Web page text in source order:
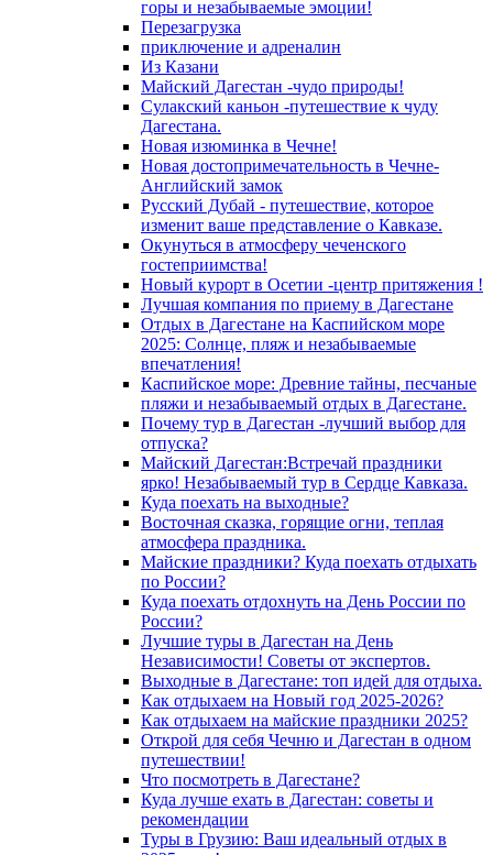
горы и незабываемые эмоции!
Перезагрузка
приключение и адреналин
Из Казани
Майский Дагестан -чудо природы!
Сулакский каньон -путешествие к чуду
Дагестана.
Новая изюминка в Чечне!
Новая достопримечательность в Чечне-
Английский замок
Русский Дубай - путешествие, которое
изменит ваше представление о Кавказе.
Окунуться в атмосферу чеченского
гостеприимства!
Новый курорт в Осетии -центр притяжения !
Лучшая компания по приему в Дагестане
Отдых в Дагестане на Каспийском море
2025: Солнце, пляж и незабываемые
впечатления!
Каспийское море: Древние тайны, песчаные
пляжи и незабываемый отдых в Дагестане.
Почему тур в Дагестан -лучший выбор для
отпуска?
Майский Дагестан:Встречай праздники
ярко! Незабываемый тур в Сердце Кавказа.
Куда поехать на выходные?
Восточная сказка, горящие огни, теплая
атмосфера праздника.
Майские праздники? Куда поехать отдыхать
по России?
Куда поехать отдохнуть на День России по
России?
Лучшие туры в Дагестан на День
Независимости! Советы от экспертов.
Выходные в Дагестане: топ идей для отдыха.
Как отдыхаем на Новый год 2025-2026?
Как отдыхаем на майские праздники 2025?
Открой для себя Чечню и Дагестан в одном
путешествии!
Что посмотреть в Дагестане?
Куда лучше ехать в Дагестан: советы и
рекомендации
Туры в Грузию: Ваш идеальный отдых в